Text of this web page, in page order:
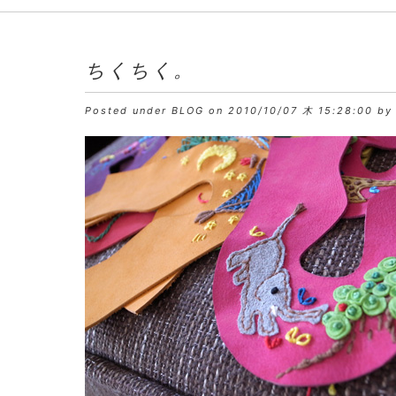
ちくちく。
Posted under BLOG on 2010/10/07 木 15:28:00 by